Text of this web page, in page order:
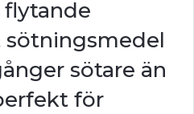
sötningsmedel
sötare än
för